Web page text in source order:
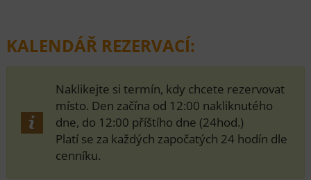
KALENDÁŘ REZERVACÍ:
Naklikejte si termín, kdy chcete rezervovat
místo. Den začína od 12:00 nakliknutého
dne, do 12:00 příštího dne (24hod.)
Platí se za každých započatých 24 hodín dle
cenníku.